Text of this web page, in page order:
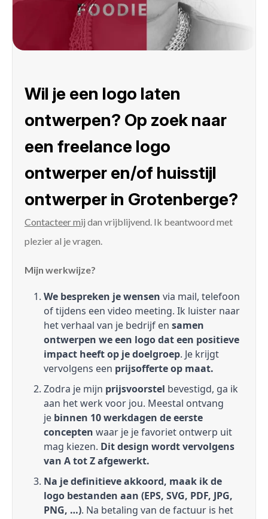
Wil je een logo laten
ontwerpen? Op zoek naar
een freelance logo
ontwerper en/of huisstijl
ontwerper in Grotenberge?
Contacteer mij dan vrijblijvend. Ik beantwoord met
plezier al je vragen.
Mijn werkwijze?
We bespreken je wensen via mail, telefoon
of tijdens een video meeting. Ik luister naar
het verhaal van je bedrijf en samen
ontwerpen we een logo dat een positieve
impact heeft op je doelgroep. Je krijgt
vervolgens een prijsofferte op maat.
Zodra je mijn prijsvoorstel bevestigd, ga ik
aan het werk voor jou. Meestal ontvang
je binnen 10 werkdagen de eerste
concepten waar je je favoriet ontwerp uit
mag kiezen. Dit design wordt vervolgens
van A tot Z afgewerkt.
Na je definitieve akkoord, maak ik de
logo bestanden aan (EPS, SVG, PDF, JPG,
PNG, …). Na betaling van de factuur is het